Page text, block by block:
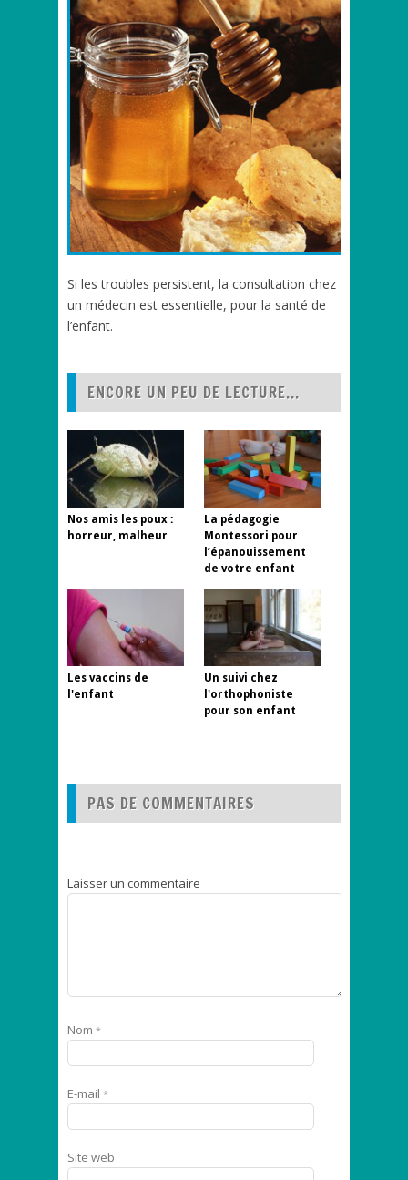
Si les troubles persistent, la consultation chez
un médecin est essentielle, pour la santé de
l’enfant.
ENCORE UN PEU DE LECTURE...
Nos amis les poux :
horreur, malheur
La pédagogie
Montessori pour
l’épanouissement
de votre enfant
Les vaccins de
l'enfant
Un suivi chez
l'orthophoniste
pour son enfant
PAS DE COMMENTAIRES
Laisser un commentaire
Nom *
E-mail *
Site web